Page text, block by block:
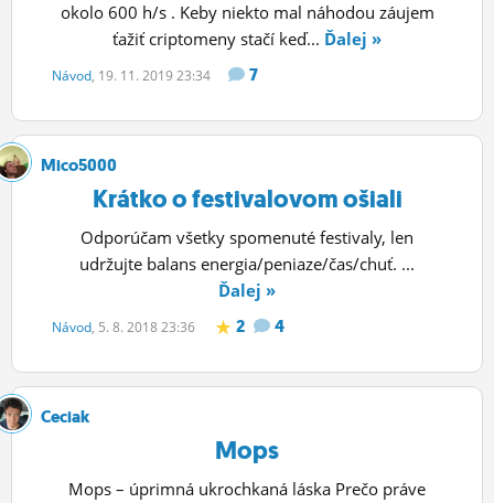
okolo 600 h/s . Keby niekto mal náhodou záujem
ťažiť criptomeny stačí keď... Ďalej »
Návod, 19. 11. 2019 23:34 7
Mico5000
Krátko o festivalovom ošiali
Odporúčam všetky spomenuté festivaly, len
udržujte balans energia/peniaze/čas/chuť. ...
Ďalej »
Návod, 5. 8. 2018 23:36 2 4
Ceciak
Mops
Mops – úprimná ukrochkaná láska Prečo práve